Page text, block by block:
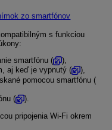
zo smartfónov
s funkciou
smartfónu (
),
aj keď je vypnutý (
),
pomocou smartfónu (
(
).
pripojenia Wi-Fi okrem